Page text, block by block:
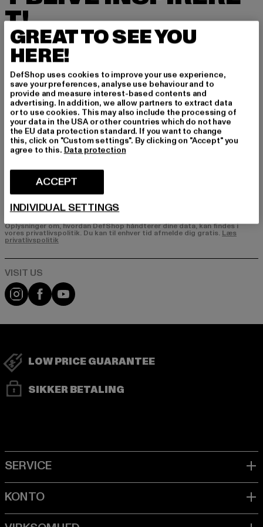
T!
Tilmeld dig vores nyhedsbrev her og modtag f
remtidige oplysninger om aktuelle trends, tilbu
d og kuponer fra DefShop via e-mail!
Hvilke produkter er du interesseret i?
MÆND
KVINDER
TILMELD DIG
Oplysninger om, hvordan DefShop håndterer dine data, kan findes i
vores privatlivspolitik. Du kan til enhver tid afmelde dig gratis.Læs
privatlivspolitik
Visit our Instagram page:
Visit our Facebook page:
Visit our YouTube channel:
LOW PRICE GUARANTEE
SIKKER BETALING
GREAT TO SEE YOU
HERE!
DefShop uses cookies to improve your use experience,
save your preferences, analyse use behaviour and to
provide and measure interest-based contents and
advertising. In addition, we allow partners to extract data
or to use cookies. This may also include the processing of
your data in the USA or other countries which do not have
the EU data protection standard. If you want to change
this, click on "Custom settings". By clicking on "Accept" you
agree to this. Data protection
ACCEPT
INDIVIDUAL SETTINGS